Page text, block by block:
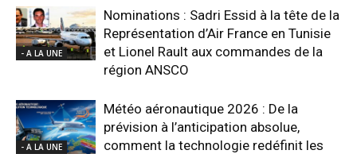
- A LA UNE
Nominations : Sadri Essid à la tête de la
Représentation d’Air France en Tunisie
et Lionel Rault aux commandes de la
région ANSCO
- A LA UNE
Météo aéronautique 2026 : De la
prévision à l’anticipation absolue,
comment la technologie redéfinit les